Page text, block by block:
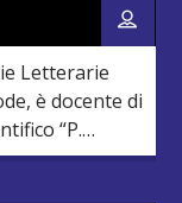
Letterarie
è docente di
“P.
degli anni ha